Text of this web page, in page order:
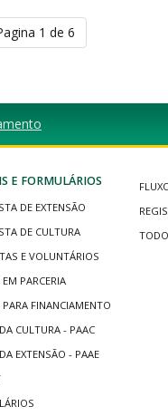
1 de 6
E FORMULÁRIOS
DE EXTENSÃO
DE CULTURA
E VOLUNTÁRIOS
PARCERIA
PARA FINANCIAMENTO
CULTURA - PAAC
EXTENSÃO - PAAE